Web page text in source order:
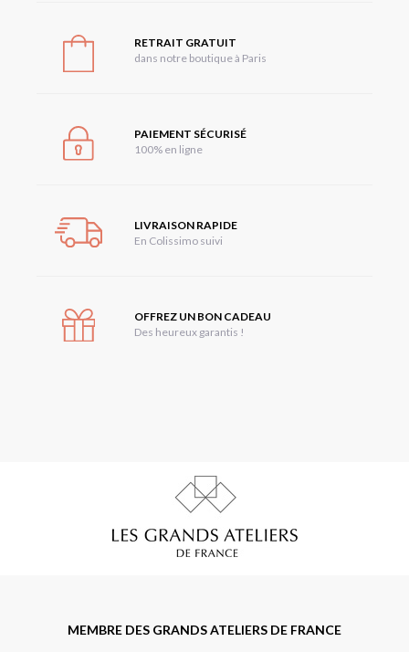
RETRAIT GRATUIT
dans notre boutique à Paris
PAIEMENT SÉCURISÉ
100% en ligne
LIVRAISON RAPIDE
En Colissimo suivi
OFFREZ UN BON CADEAU
Des heureux garantis !
MEMBRE DES GRANDS ATELIERS DE FRANCE